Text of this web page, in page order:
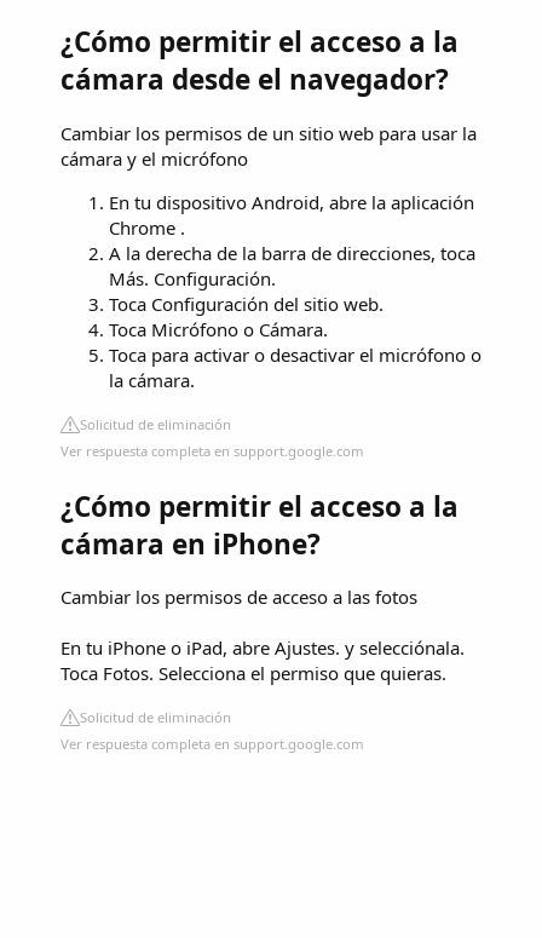
¿Cómo permitir el acceso a la
cámara desde el navegador?
Cambiar los permisos de un sitio web para usar la
cámara y el micrófono
En tu dispositivo Android, abre la aplicación
Chrome .
A la derecha de la barra de direcciones, toca
Más. Configuración.
Toca Configuración del sitio web.
Toca Micrófono o Cámara.
Toca para activar o desactivar el micrófono o
la cámara.
Solicitud de eliminación
Ver respuesta completa en support.google.com
¿Cómo permitir el acceso a la
cámara en iPhone?
Cambiar los permisos de acceso a las fotos
En tu iPhone o iPad, abre Ajustes. y selecciónala.
Toca Fotos. Selecciona el permiso que quieras.
Solicitud de eliminación
Ver respuesta completa en support.google.com